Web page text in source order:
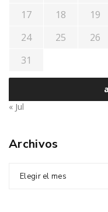
17 18 19
24
25 26
31
« Jul
Archivos
Elegir el mes